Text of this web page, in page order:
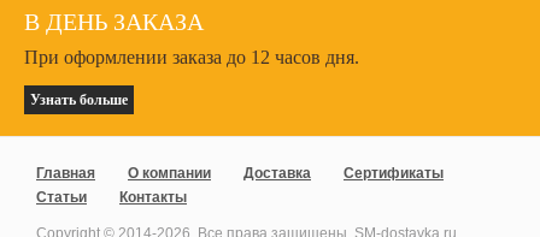
В ДЕНЬ ЗАКАЗА
При оформлении заказа до 12 часов дня.
Узнать больше
Главная О компании Доставка
Сертификаты
Статьи
Контакты
Copyright © 2014-2026 . Все права защищены. SM-dostavka.ru